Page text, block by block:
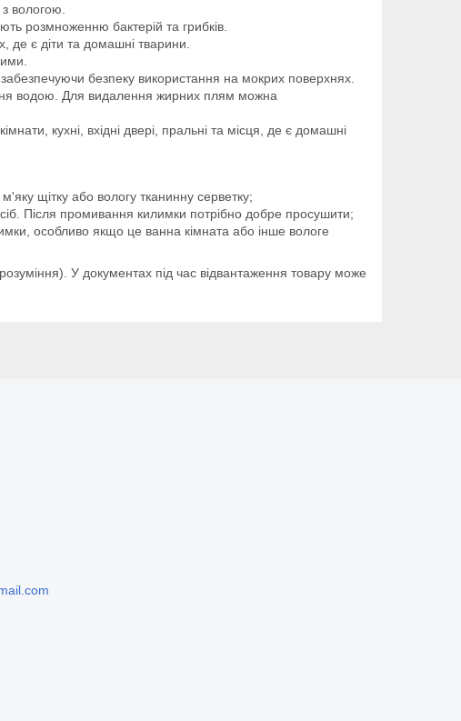
вологою.
розмноженню бактерій та грибків.
де є діти та домашні тварини.
безпеку використання на мокрих поверхнях.
водою. Для видалення жирних плям можна
кухні, вхідні двері, пральні та місця, де є домашні
щітку або вологу тканинну серветку;
Після промивання килимки потрібно добре просушити;
особливо якщо це ванна кімната або інше вологе
У документах під час відвантаження товару може